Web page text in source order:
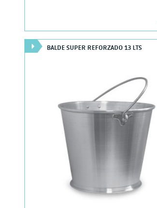
BALDE SUPER REFORZADO 13 LTS